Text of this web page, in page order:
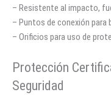
– Resistente al impacto,
– Puntos de conexión
– Orificios para uso de
Protección
Seguridad